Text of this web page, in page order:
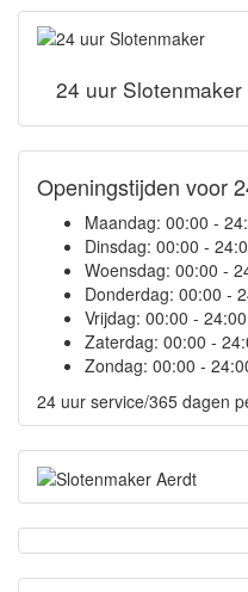
24 uur
Openingstijden voor
Maandag: 00:00 -
Dinsdag: 00:00 -
Woensdag: 00:00 -
Donderdag: 00:00 -
Vrijdag: 00:00 - 24:00
Zaterdag: 00:00 -
Zondag: 00:00 -
24 uur service/365 dagen